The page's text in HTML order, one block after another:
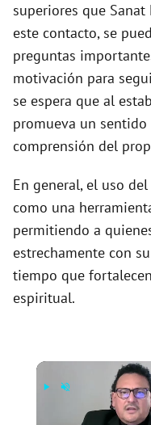
superiores que Sanat
este contacto, se
preguntas
motivación para
se espera que al
promueva un
comprensión del
En general, el uso
como una
permitiendo a
estrechamente con
tiempo que
espiritual.